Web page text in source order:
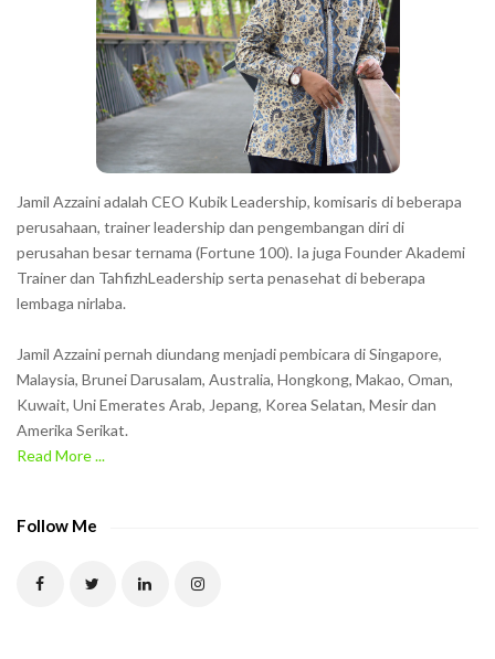
Jamil Azzaini adalah CEO Kubik Leadership, komisaris di beberapa
perusahaan, trainer leadership dan pengembangan diri di
perusahan besar ternama (Fortune 100). Ia juga Founder Akademi
Trainer dan TahfizhLeadership serta penasehat di beberapa
lembaga nirlaba.
Jamil Azzaini pernah diundang menjadi pembicara di Singapore,
Malaysia, Brunei Darusalam, Australia, Hongkong, Makao, Oman,
Kuwait, Uni Emerates Arab, Jepang, Korea Selatan, Mesir dan
Amerika Serikat.
Read More ...
Follow Me